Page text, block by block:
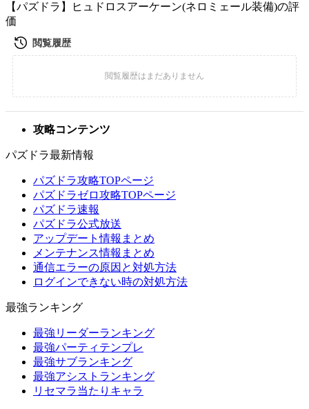
【パズドラ】ヒュドロスアーケーン(ネロミェール装備)の評
価
攻略コンテンツ
パズドラ最新情報
パズドラ攻略TOPページ
パズドラゼロ攻略TOPページ
パズドラ速報
パズドラ公式放送
アップデート情報まとめ
メンテナンス情報まとめ
通信エラーの原因と対処方法
ログインできない時の対処方法
最強ランキング
最強リーダーランキング
最強パーティテンプレ
最強サブランキング
最強アシストランキング
リセマラ当たりキャラ